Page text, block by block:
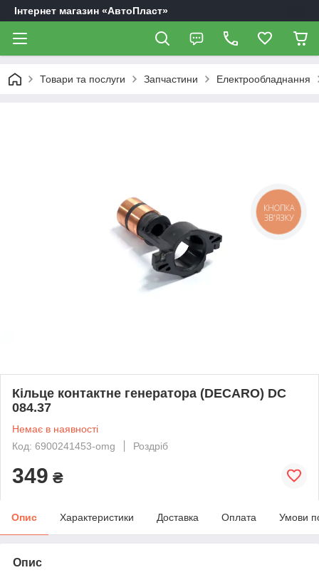
Інтернет магазин «АвтоПласт»
Товари та послуги Запчастини Електрообладнання
Кільце контактне генератора (DECARO) DC
084.37
Немає в наявності
Код: 6900241453-omg
Роздріб
349 ₴
Опис Характеристики Доставка Оплата Умови
Опис
КНОПКА
ЗВ'ЯЗКУ